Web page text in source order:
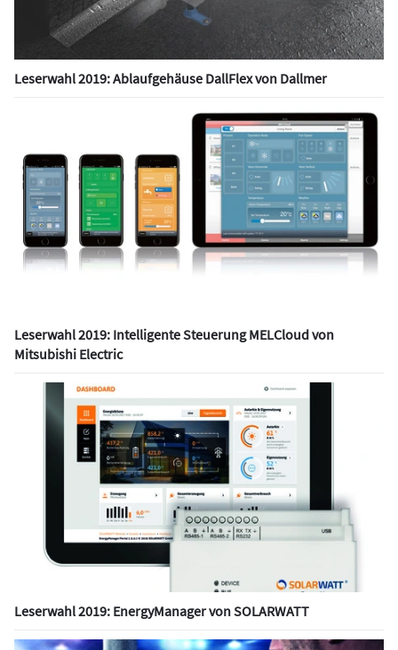
Leserwahl 2019: Ablaufgehäuse DallFlex von Dallmer
Leserwahl 2019: Intelligente Steuerung MELCloud von
Mitsubishi Electric
Leserwahl 2019: EnergyManager von SOLARWATT